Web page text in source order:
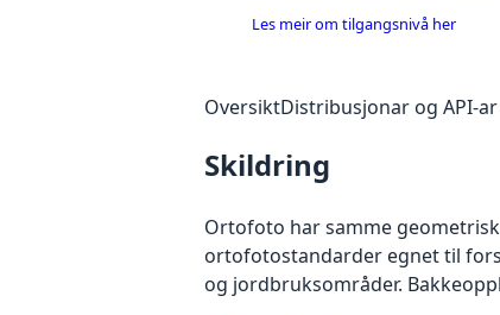
Les meir om tilgangsnivå her
OversiktDistribusjonar og API-ar
Skildring
Ortofoto har samme
ortofotostandarder egnet til
og jordbruksområder.